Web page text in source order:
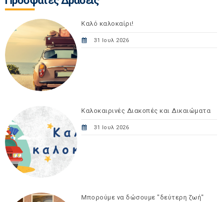
Καλό καλοκαίρι!
31 Ιουλ 2026
Καλοκαιρινές Διακοπές και Δικαιώματα
31 Ιουλ 2026
Μπορούμε να δώσουμε "δεύτερη ζωή"